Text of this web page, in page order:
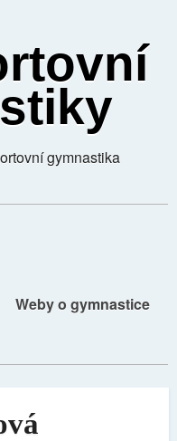
gymnastika
Weby o gymnastice